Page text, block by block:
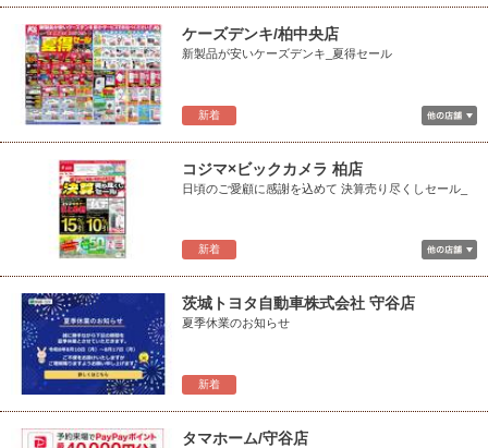
新着
ケーズデンキ/柏中央店
新製品が安いケーズデンキ_夏得セール
新着
コジマ×ビックカメラ 柏店
日頃のご愛顧に感謝を込めて 決算売り尽くしセール_
新着
茨城トヨタ自動車株式会社 守谷店
夏季休業のお知らせ
タマホーム/守谷店